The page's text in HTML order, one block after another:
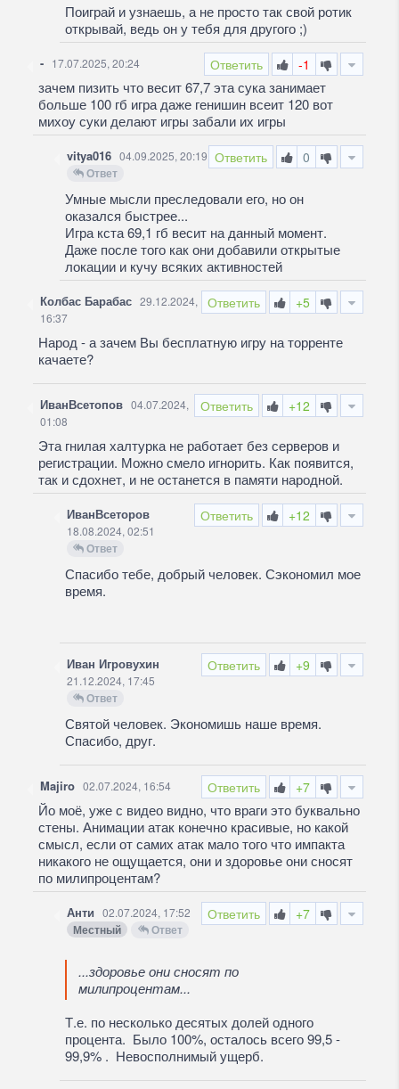
Поиграй и узнаешь, а не просто так свой ротик
открывай, ведь он у тебя для другого ;)
Ответить -1
- 17.07.2025, 20:24
зачем пизить что весит 67,7 эта сука занимает
больше 100 гб игра даже генишин всеит 120 вот
михоу суки делают игры забали их игры
Ответить 0
vitya016 04.09.2025, 20:19
Ответ
Умные мысли преследовали его, но он
оказался быстрее...
Игра кста 69,1 гб весит на данный момент.
Даже после того как они добавили открытые
локации и кучу всяких активностей
Ответить +5
Колбас Барабас 29.12.2024,
16:37
Народ - а зачем Вы бесплатную игру на торренте
качаете?
Ответить +12
ИванВсетопов 04.07.2024,
01:08
Эта гнилая халтурка не работает без серверов и
регистрации. Можно смело игнорить. Как появится,
так и сдохнет, и не останется в памяти народной.
Ответить +12
ИванВсеторов
18.08.2024, 02:51
Ответ
Спасибо тебе, добрый человек. Сэкономил мое
время.
Ответить +9
Иван Игровухин
21.12.2024, 17:45
Ответ
Святой человек. Экономишь наше время.
Спасибо, друг.
Ответить +7
Majiro 02.07.2024, 16:54
Йо моё, уже с видео видно, что враги это буквально
стены. Анимации атак конечно красивые, но какой
смысл, если от самих атак мало того что импакта
никакого не ощущается, они и здоровье они сносят
по милипроцентам?
Ответить +7
Анти 02.07.2024, 17:52
Местный Ответ
...здоровье они сносят по
милипроцентам...
Т.е. по несколько десятых долей одного
процента. Было 100%, осталось всего 99,5 -
99,9% . Невосполнимый ущерб.